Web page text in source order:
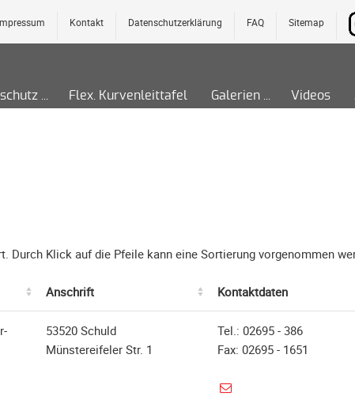
Sitemap
FAQ
Datenschutzerklärung
Kontakt
Flex. Kurvenleittafel Galerien Videos
Durch Klick auf die Pfeile kann eine Sortierung vorgenommen
Anschrift Kontaktdaten
53520 Schuld
Münstereifeler Str. 1
Tel.: 02695 - 386
Fax: 02695 - 1651